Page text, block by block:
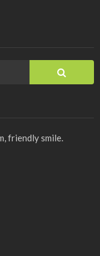
friendly smile.